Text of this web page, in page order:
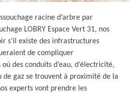
racine d’arbre par
LOBRY Espace Vert 31, nos
s’il existe des infrastructures
de compliquer
où des conduits d’eau, d’électricité,
de gaz se trouvent à proximité de la
experts vont prendre les